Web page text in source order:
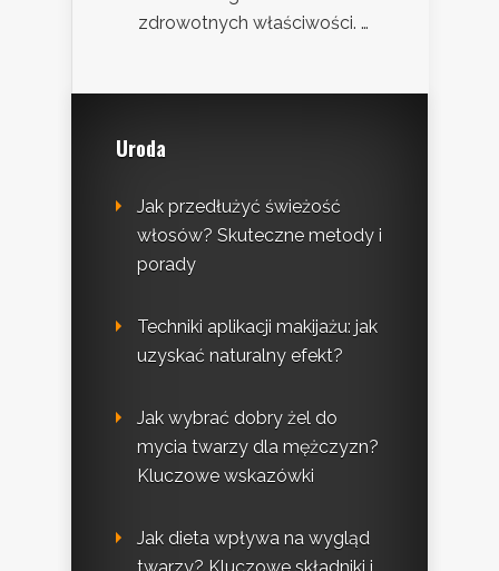
zdrowotnych właściwości. …
Uroda
Jak przedłużyć świeżość
włosów? Skuteczne metody i
porady
Techniki aplikacji makijażu: jak
uzyskać naturalny efekt?
Jak wybrać dobry żel do
mycia twarzy dla mężczyzn?
Kluczowe wskazówki
Jak dieta wpływa na wygląd